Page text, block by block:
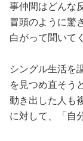
事仲間はどんな
冒頭のように驚
白がって聞いて
シングル生活を
を見つめ直そう
動き出した人も
に対して、「自